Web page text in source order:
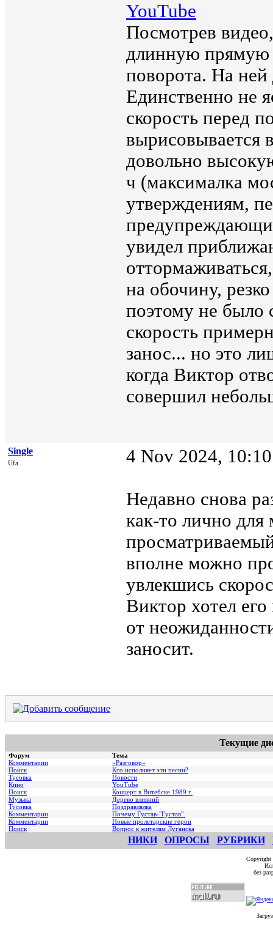
YouTube
Посмотрев
длинную прямую
поворота. На ней
Единственно не
скорость перед
вырисовывается
довольно
ч (максималка
утверждениям,
увидел
на обочину,
поэтому не было
скорость
занос... но это
когда Виктор
совершил
Single
Ufa 4 Nov 2024, 10:10
Недавно снова
как-то лично для
вполне можно
увлекшись
Виктор хотел
от
заносит.
Текущие
Форум
Тема
Комментарии
«Разговор»
Поиск
Кто исполняет эти песни?
Тусовка
Новости
Кино
YouTube
Поиск
Концерт в Витебске 1989 г.
Музыка
Дерево влияний
Тусовка
Поздравлялка
Комментарии
Почему Густав-"Густав".
Комментарии
Hовые пролетарские герои
Поиск
Вопрос к жителям Луганска
НИКИ ОПРОСЫ РУБРИКИ
без